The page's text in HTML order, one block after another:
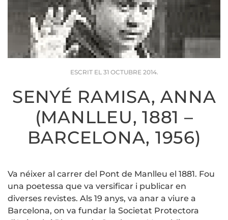
ESCRIT EL 31 OCTUBRE 2014.
SENYÉ RAMISA, ANNA
(MANLLEU, 1881 –
BARCELONA, 1956)
Va néixer al carrer del Pont de Manlleu el 1881. Fou
una poetessa que va versificar i publicar en
diverses revistes. Als 19 anys, va anar a viure a
Barcelona, on va fundar la Societat Protectora